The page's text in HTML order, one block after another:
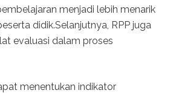
menjadi lebih menarik
didik.Selanjutnya, RPP juga
evaluasi dalam proses
menentukan indikator